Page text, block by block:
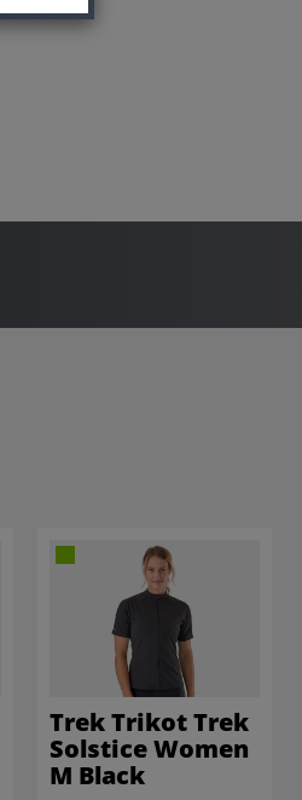
Trek Trikot Trek
Solstice Women
M Black